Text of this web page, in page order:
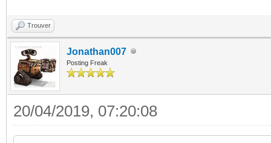
Trouver
Jonathan007
Posting Freak
20/04/2019, 07:20:08